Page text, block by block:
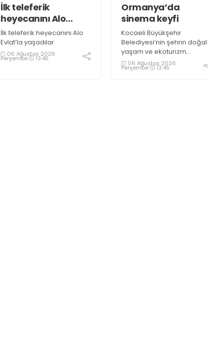
İlk teleferik
heyecanını Alo
Evlat’la yaşadılar
İlk teleferik heyecanını Alo
Evlat’la yaşadılar
06 Ağustos 2026
Perşembe 13:45
Ormanya’da
sinema keyfi
Kocaeli Büyükşehir
Belediyesi’nin şehrin doğal
yaşam ve ekoturizm
merkezi Ormanya’da
düzenlediği “Gece
06 Ağustos 2026
Perşembe 13:45